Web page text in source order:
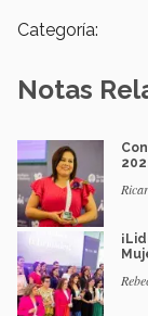
Categoría:
Notas